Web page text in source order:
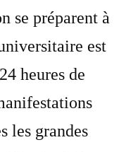
se préparent à
est
heures de
les grandes